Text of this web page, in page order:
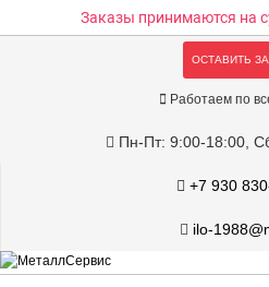
Заказы принимаются на
ОСТАВИТЬ
Работаем по
Пн-Пт: 9:00-18:00,
+7 930
ilo-